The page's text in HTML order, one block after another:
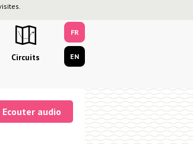
Circuits
FR
EN
Ecouter audio